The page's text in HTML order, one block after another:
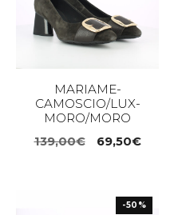
MARIAME-
CAMOSCIO/LUX-
MORO/MORO
139,00€
Il
139,00€.
69,50€Il
69,50€.
-50%